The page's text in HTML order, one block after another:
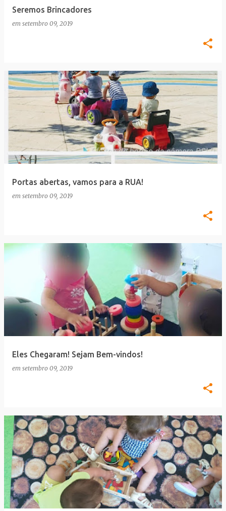
Seremos Brincadores
em setembro 09, 2019
Portas abertas, vamos para a RUA!
em setembro 09, 2019
Eles Chegaram! Sejam Bem-vindos!
em setembro 09, 2019